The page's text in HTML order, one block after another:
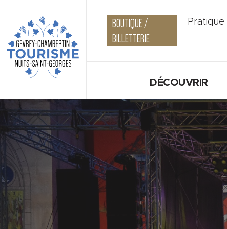
BOUTIQUE /
BILLETTERIE
Pratique
DÉCOUVRIR